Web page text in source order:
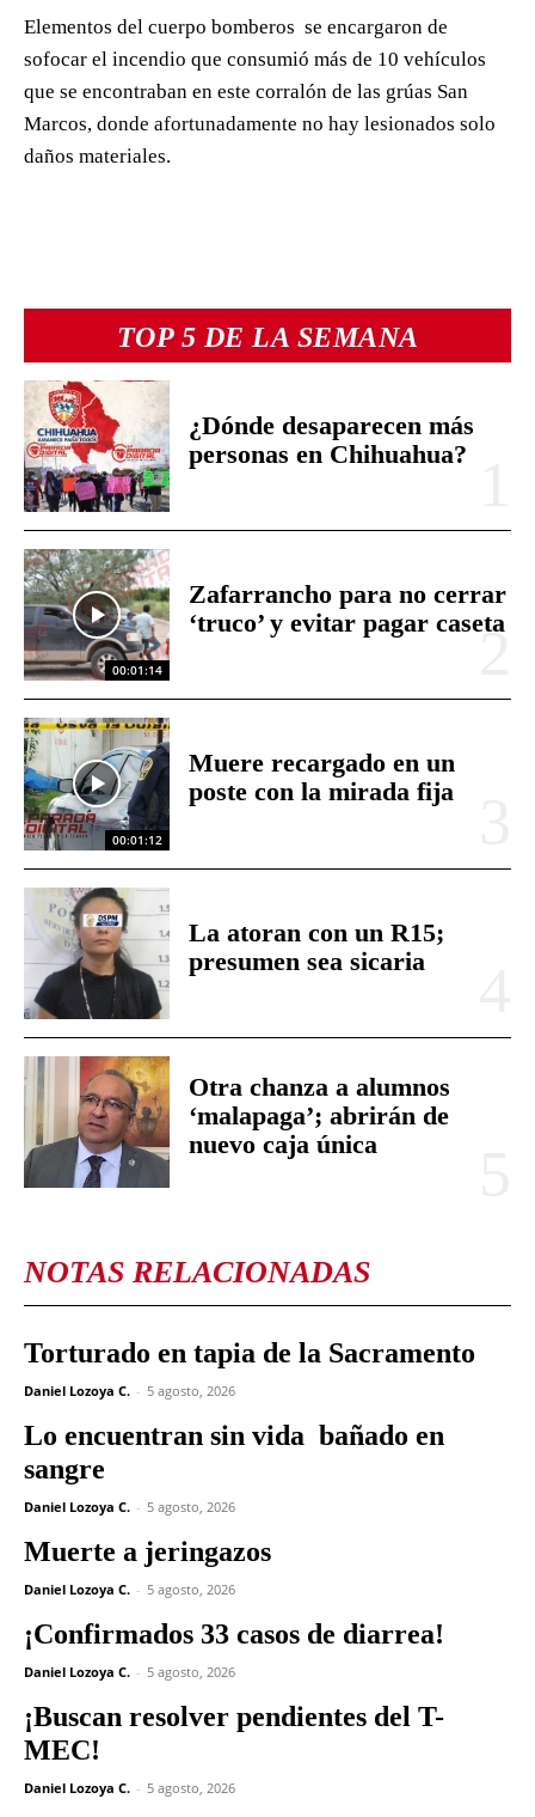
TOP 5 DE LA SEMANA
¿Dónde desaparecen más
personas en Chihuahua?
00:01:14
Zafarrancho para no cerrar
‘truco’ y evitar pagar caseta
00:01:12
Muere recargado en un
poste con la mirada fija
La atoran con un R15;
presumen sea sicaria
Otra chanza a alumnos
‘malapaga’; abrirán de
nuevo caja única
NOTAS RELACIONADAS
Torturado en tapia de la Sacramento
Daniel Lozoya C. - 5 agosto, 2026
Lo encuentran sin vida bañado en
sangre
Daniel Lozoya C. - 5 agosto, 2026
Muerte a jeringazos
Daniel Lozoya C. - 5 agosto, 2026
¡Confirmados 33 casos de diarrea!
Daniel Lozoya C. - 5 agosto, 2026
¡Buscan resolver pendientes del T-
MEC!
Daniel Lozoya C. - 5 agosto, 2026
Elementos del cuerpo bomberos se encargaron de
sofocar el incendio que consumió más de 10 vehículos
que se encontraban en este corralón de las grúas San
Marcos, donde afortunadamente no hay lesionados solo
daños materiales.